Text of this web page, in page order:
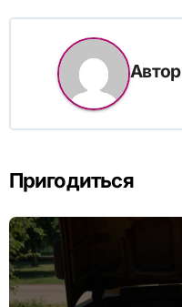
Автор
Пригодиться